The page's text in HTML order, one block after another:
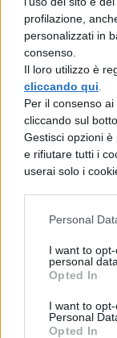
profilazione,
personalizzati in
consenso.
Il loro utilizzo è
cliccando qui
Per il consenso
cliccando sul
Gestisci opzioni
e rifiutare tutti i
userai solo i
Personal
I want to
personal data.
Opted In
I want to
Personal
Opted In
url=”https://
SF”
Floreali a
Che si tratti
stiate
alle porte, i
dai più